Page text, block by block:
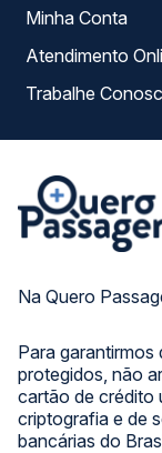
Na Quero
Para garantirmos
protegidos, não
cartão de crédito
criptografia e de
bancárias do
Minha Conta
Trabalhe